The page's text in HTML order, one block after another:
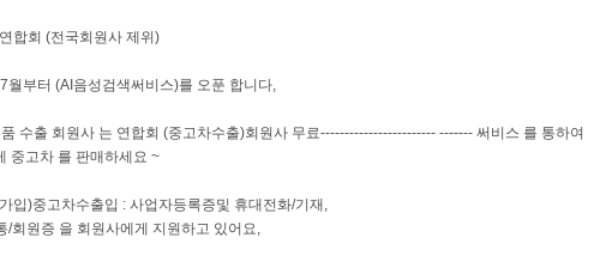
합회 (전국회원사 제위)
월부터 (AI음성검색써비스)를 오푼 합니다,
수출 회원사 는 연합회 (중고차수출)회원사 무료------------------------ ------- 써비스 를 통하여
중고차 를 판매하세요 ~
입)중고차수출입 : 사업자등록증및 휴대전화/기재,
/회원증 을 회원사에게 지원하고 있어요,